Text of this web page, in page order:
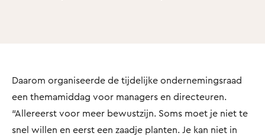
Daarom organiseerde de tijdelijke ondernemingsraad
een themamiddag voor managers en directeuren.
“Allereerst voor meer bewustzijn. Soms moet je niet te
snel willen en eerst een zaadje planten. Je kan niet in